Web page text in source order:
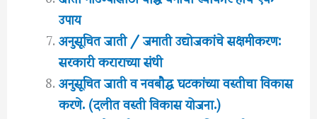
उपाय
अनुसूचित जाती / जमाती उद्योजकांचे सक्षमीकरण:
सरकारी कराराच्या संधी
अनुसूचित जाती व नवबौद्ध घटकांच्या वस्तीचा विकास
करणे. (दलीत वस्ती विकास योजना.)